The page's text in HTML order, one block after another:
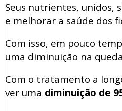
Seus nutrientes, unidos,
e melhorar a saúde dos
Com isso, em pouco
uma diminuição na
Com o tratamento a
ver uma diminuição de